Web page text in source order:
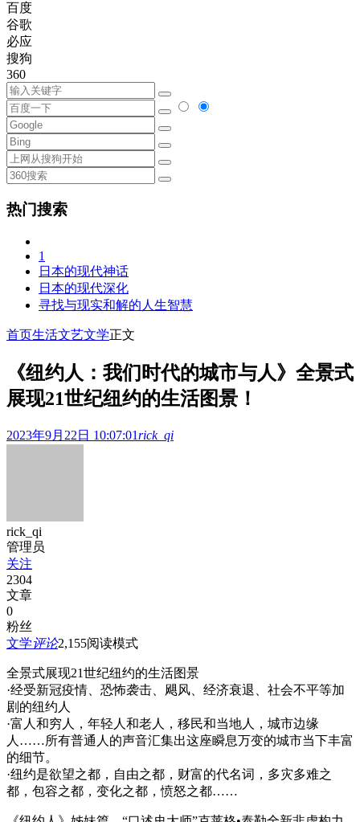
百度
谷歌
必应
搜狗
360
热门搜索
1
日本的现代神话
日本的现代深化
寻找与现实和解的人生智慧
首页生活文艺文学正文
《纽约人：我们时代的城市与人》全景式
展现21世纪纽约的生活图景！
2023年9月22日 10:07:01rick_qi
rick_qi
管理员
关注
2304
文章
0
粉丝
文学评论2,155阅读模式
全景式展现21世纪纽约的生活图景
·经受新冠疫情、恐怖袭击、飓风、经济衰退、社会不平等加
剧的纽约人
·富人和穷人，年轻人和老人，移民和当地人，城市边缘
人……所有普通人的声音汇集出这座瞬息万变的城市当下丰富
的细节。
·纽约是欲望之都，自由之都，财富的代名词，多灾多难之
都，包容之都，变化之都，愤怒之都……